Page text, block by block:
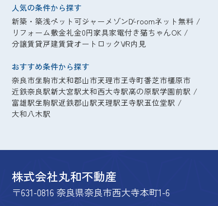
人気の条件から探す
新築・築浅ペット可シャーメゾンD-roomネット無料
リフォーム敷金礼金0円家具家電付き猫ちゃんOK
分譲賃貸戸建賃貸オートロックVR内見
おすすめ条件から探す
奈良市生駒市大和郡山市天理市王寺町香芝市橿原市
近鉄奈良駅新大宮駅大和西大寺駅高の原駅学園前駅
富雄駅生駒駅近鉄郡山駅天理駅王寺駅五位堂駅
大和八木駅
株式会社丸和不動産
〒631-0816 奈良県奈良市西大寺本町1-6